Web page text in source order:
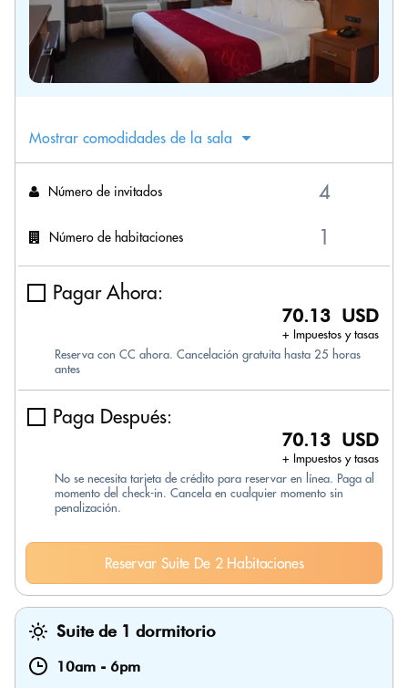
Mostrar comodidades de la sala
Número de invitados
Número de habitaciones
Pagar Ahora:
70.13 USD
+ Impuestos y tasas
Reserva con CC ahora. Cancelación gratuita hasta 25 horas
antes
Paga Después:
70.13 USD
+ Impuestos y tasas
No se necesita tarjeta de crédito para reservar en línea. Paga al
momento del check-in. Cancela en cualquier momento sin
penalización.
Reservar Suite De 2 Habitaciones
Suite de 1 dormitorio
10am - 6pm